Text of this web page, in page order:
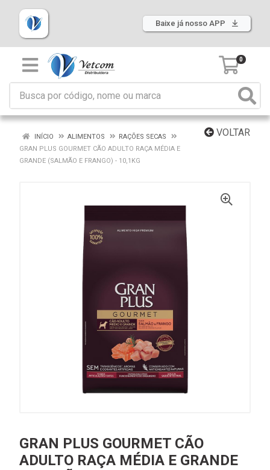
Baixe já nosso APP
0
VOLTAR
INÍCIO ALIMENTOS
RAÇÕES SECAS
GRAN PLUS GOURMET CÃO ADULTO RAÇA MÉDIA E
GRANDE (SALMÃO E FRANGO) - 10,1KG
GRAN PLUS GOURMET CÃO
ADULTO RAÇA MÉDIA E GRANDE